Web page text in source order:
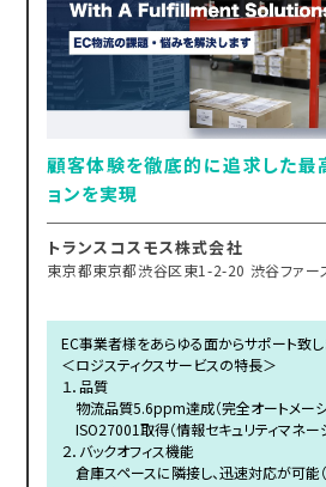
顧客体験を徹底的に追求した最
ョンを実現
トランスコスモス株式会社
東京都東京都渋谷区東1-2-20 渋谷ファー
EC事業者様をあらゆる面からサポート致し
＜ロジスティクスサービスの特長＞
１．品質
物流品質5.6ppm達成（完全オートメーシ
ISO27001取得（情報セキュリティマネー
２．バックオフィス機能
倉庫スペースに隣接し、迅速対応が可能